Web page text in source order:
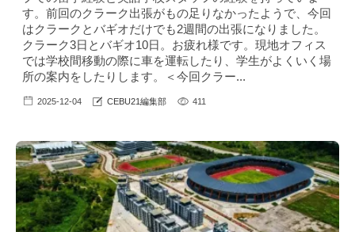
す。前回のクラーク出張がもの足りなかったようで、今回
はクラークとバギオだけでも2週間の出張になりました。
クラーク3日とバギオ10日。お疲れ様です。現地オフィス
では学校間移動の際に車を運転したり、学生がよくいく場
所の案内をしたりします。＜今回クラー...
2025-12-04 CEBU21編集部 411